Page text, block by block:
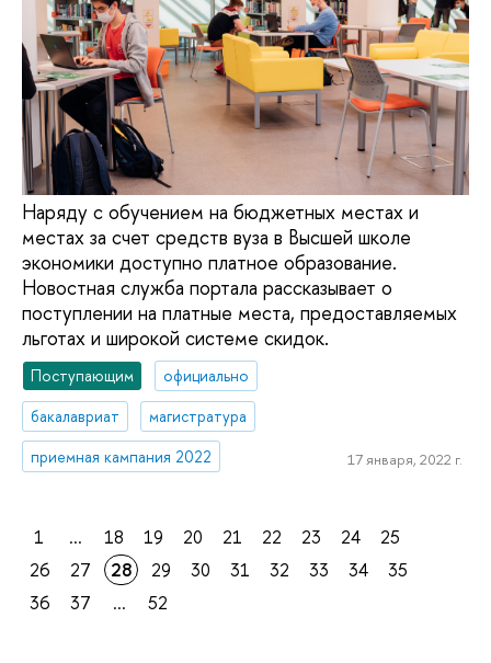
Наряду с обучением на бюджетных местах и
местах за счет средств вуза в Высшей школе
экономики доступно платное образование.
Новостная служба портала рассказывает о
поступлении на платные места, предоставляемых
льготах и широкой системе скидок.
Поступающим
официально
бакалавриат
магистратура
приемная кампания 2022
17 января, 2022 г.
1 ... 18 19 20 21 22 23 24
25
26
27 28 29 30 31 32 33 34
35
36
37 ... 52